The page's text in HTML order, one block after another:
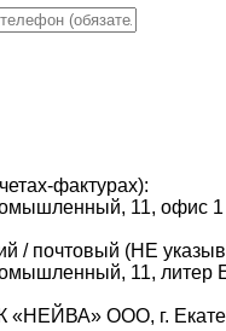
фактурах):
11, офис 1
/ почтовый (НЕ
11, литер
«НЕЙВА» ООО, г.